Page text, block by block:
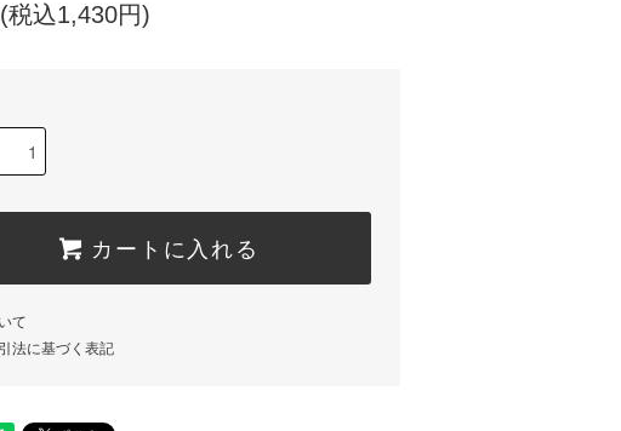
税込1,430円)
カートに入れる
て
法に基づく表記